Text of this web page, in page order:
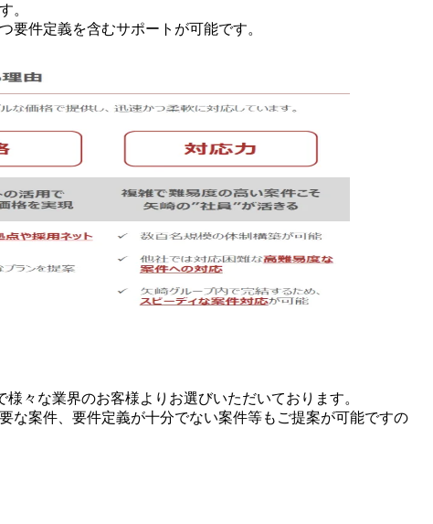
。
要件定義を含むサポートが可能です。
々な業界のお客様よりお選びいただいております。
な案件、要件定義が十分でない案件等もご提案が可能ですの